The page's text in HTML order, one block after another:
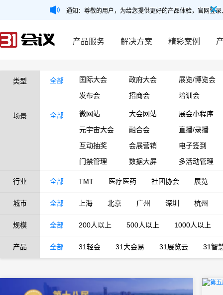
通知：尊敬的用户，为给您提供更好的产品体验，官网登
产品服务 解决方案 精彩案例
类型 全部 国际大会 政府大会
展览/博览会
发布会
招商会 培训会
场景 全部 微网站 大会网站
展会小程序
元宇宙大会
融合会
直播/录播
互动抽奖
会展营销
电子签到
门禁管理
数据大屏 多活动管理
行业 全部 TMT 医疗医药 社团协会 展览
城市 全部 上海 北京 广州 深圳 杭州
规模 全部 200人以上 500人以上 1000人以上
产品 全部 31轻会 31大会易 31展览云 31智